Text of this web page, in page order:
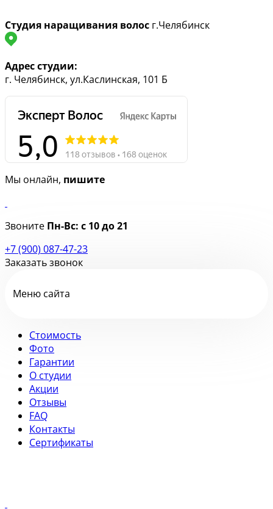
Студия наращивания волос г.Челябинск
Адрес студии:
г. Челябинск, ул.Каслинская, 101 Б
Мы онлайн, пишите
Звоните Пн-Вс: с 10 до 21
+7 (900) 087-47-23
Заказать звонок
Меню сайта
Стоимость
Фото
Гарантии
О студии
Акции
Отзывы
FAQ
Контакты
Сертификаты